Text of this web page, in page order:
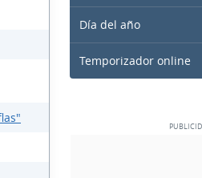
Día del año
Temporizador online